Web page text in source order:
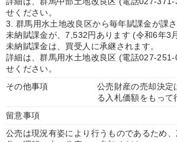
せください。
3. 群馬用水土地改良区から毎年賦課金が課さ
未納賦課金が、7,532円あります (令和6年3
未納賦課金は、買受人に承継されます。
詳細は、群馬用水土地改良区 (電話027-
せください。
その他事項
公売財産の売却決定
る入札価額をもって
留意事項
公売は現況有姿により行うものであるため